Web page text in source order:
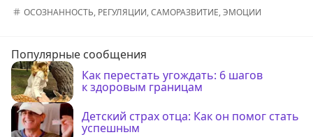
ОСОЗНАННОСТЬ, РЕГУЛЯЦИИ,САМОРАЗВИТИЕ,ЭМОЦИИ
Популярные сообщения
Как перестать угождать: 6 шагов
к здоровым границам
Детский страх отца: Как он помог стать
успешным